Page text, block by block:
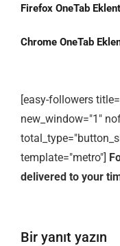
Firefox OneTab
Chrome OneTab
[easy-followers
new_window="1"
template="metro"]
delivered to your
Bir yanıt yazın